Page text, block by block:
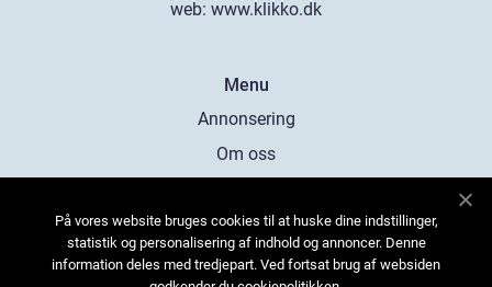
web: www.klikko.dk
Menu
Annonsering
Om oss
Kontakta oss
Sitemap
På vores website bruges cookies til at huske dine indstillinger,
statistik og personalisering af indhold og annoncer. Denne
information deles med tredjepart. Ved fortsat brug af websiden